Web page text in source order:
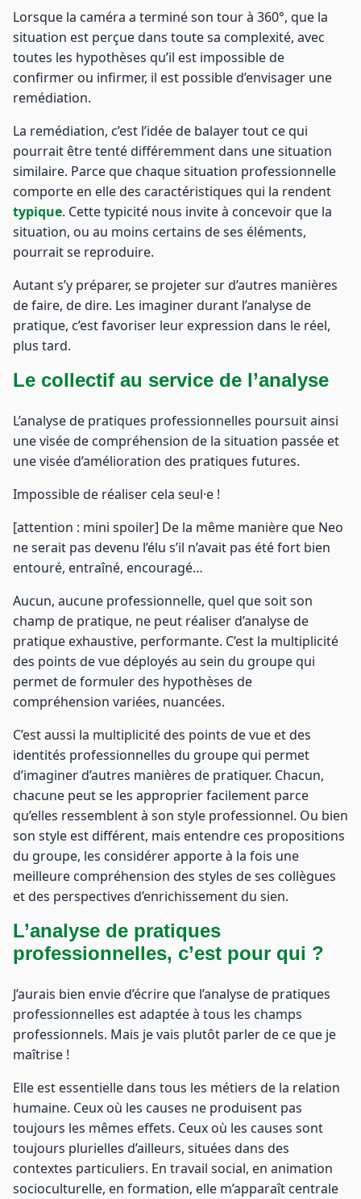
Lorsque la caméra a terminé son tour à 360°, que la
situation est perçue dans toute sa complexité, avec
toutes les hypothèses qu’il est impossible de
confirmer ou infirmer, il est possible d’envisager une
remédiation.
La remédiation, c’est l’idée de balayer tout ce qui
pourrait être tenté différemment dans une situation
similaire. Parce que chaque situation professionnelle
comporte en elle des caractéristiques qui la rendent
typique. Cette typicité nous invite à concevoir que la
situation, ou au moins certains de ses éléments,
pourrait se reproduire.
Autant s’y préparer, se projeter sur d’autres manières
de faire, de dire. Les imaginer durant l’analyse de
pratique, c’est favoriser leur expression dans le réel,
plus tard.
Le collectif au service de l’analyse
L’analyse de pratiques professionnelles poursuit ainsi
une visée de compréhension de la situation passée et
une visée d’amélioration des pratiques futures.
Impossible de réaliser cela seul·e !
[attention : mini spoiler] De la même manière que Neo
ne serait pas devenu l’élu s’il n’avait pas été fort bien
entouré, entraîné, encouragé…
Aucun, aucune professionnelle, quel que soit son
champ de pratique, ne peut réaliser d’analyse de
pratique exhaustive, performante. C’est la multiplicité
des points de vue déployés au sein du groupe qui
permet de formuler des hypothèses de
compréhension variées, nuancées.
C’est aussi la multiplicité des points de vue et des
identités professionnelles du groupe qui permet
d’imaginer d’autres manières de pratiquer. Chacun,
chacune peut se les approprier facilement parce
qu’elles ressemblent à son style professionnel. Ou bien
son style est différent, mais entendre ces propositions
du groupe, les considérer apporte à la fois une
meilleure compréhension des styles de ses collègues
et des perspectives d’enrichissement du sien.
L’analyse de pratiques
professionnelles, c’est pour qui ?
J’aurais bien envie d’écrire que l’analyse de pratiques
professionnelles est adaptée à tous les champs
professionnels. Mais je vais plutôt parler de ce que je
maîtrise !
Elle est essentielle dans tous les métiers de la relation
humaine. Ceux où les causes ne produisent pas
toujours les mêmes effets. Ceux où les causes sont
toujours plurielles d’ailleurs, situées dans des
contextes particuliers. En travail social, en animation
socioculturelle, en formation, elle m’apparaît centrale